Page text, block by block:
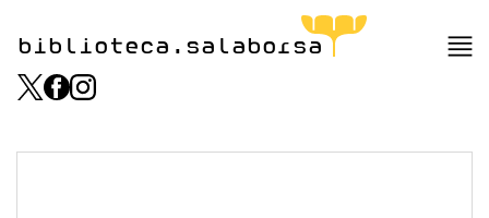
biblioteca.salaborsa